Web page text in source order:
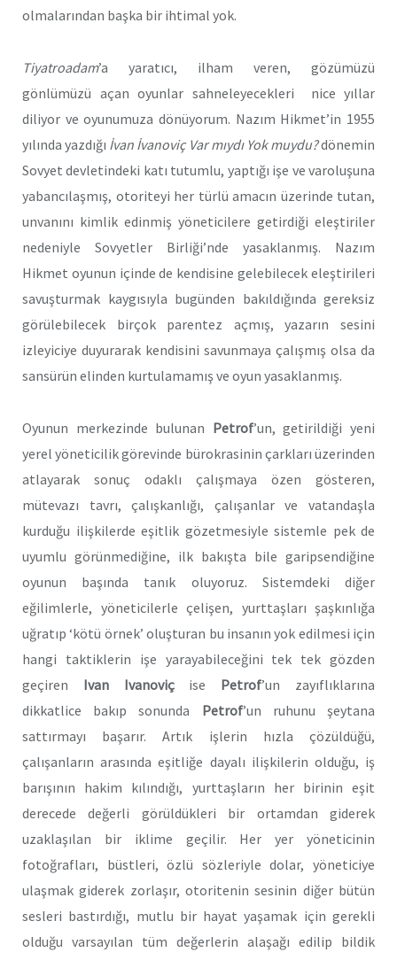
olmalarından başka bir ihtimal yok.
Tiyatroadam’a yaratıcı, ilham veren, gözümüzü
gönlümüzü açan oyunlar sahneleyecekleri nice yıllar
diliyor ve oyunumuza dönüyorum. Nazım Hikmet’in 1955
yılında yazdığı İvan İvanoviç Var mıydı Yok muydu?dönemin
Sovyet devletindeki katı tutumlu, yaptığı işe ve varoluşuna
yabancılaşmış, otoriteyi her türlü amacın üzerinde tutan,
unvanını kimlik edinmiş yöneticilere getirdiği eleştiriler
nedeniyle Sovyetler Birliği’nde yasaklanmış. Nazım
Hikmet oyunun içinde de kendisine gelebilecek eleştirileri
savuşturmak kaygısıyla bugünden bakıldığında gereksiz
görülebilecek birçok parentez açmış, yazarın sesini
izleyiciye duyurarak kendisini savunmaya çalışmış olsa da
sansürün elinden kurtulamamış ve oyun yasaklanmış.
Oyunun merkezinde bulunan Petrof’un, getirildiği yeni
yerel yöneticilik görevinde bürokrasinin çarkları üzerinden
atlayarak sonuç odaklı çalışmaya özen gösteren,
mütevazı tavrı, çalışkanlığı, çalışanlar ve vatandaşla
kurduğu ilişkilerde eşitlik gözetmesiyle sistemle pek de
uyumlu görünmediğine, ilk bakışta bile garipsendiğine
oyunun başında tanık oluyoruz. Sistemdeki diğer
eğilimlerle, yöneticilerle çelişen, yurttaşları şaşkınlığa
uğratıp ‘kötü örnek’ oluşturan bu insanın yok edilmesi için
hangi taktiklerin işe yarayabileceğini tek tek gözden
geçiren Ivan Ivanoviçise Petrof’un zayıflıklarına
dikkatlice bakıp sonunda Petrof’un ruhunu şeytana
sattırmayı başarır. Artık işlerin hızla çözüldüğü,
çalışanların arasında eşitliğe dayalı ilişkilerin olduğu, iş
barışının hakim kılındığı, yurttaşların her birinin eşit
derecede değerli görüldükleri bir ortamdan giderek
uzaklaşılan bir iklime geçilir. Her yer yöneticinin
fotoğrafları, büstleri, özlü sözleriyle dolar, yöneticiye
ulaşmak giderek zorlaşır, otoritenin sesinin diğer bütün
sesleri bastırdığı, mutlu bir hayat yaşamak için gerekli
olduğu varsayılan tüm değerlerin alaşağı edilip bildik